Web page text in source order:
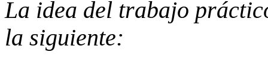
La idea del trabajo
la siguiente: